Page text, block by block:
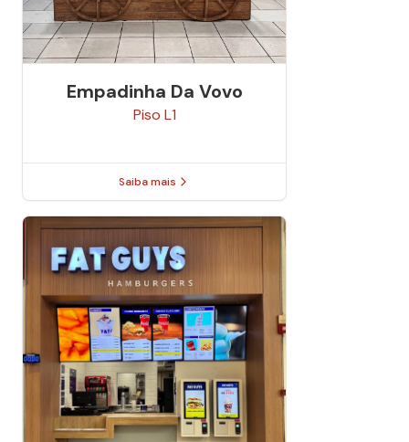
Empadinha Da Vovo
Piso L1
Saiba mais